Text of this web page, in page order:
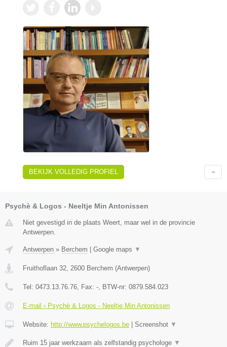
BEKIJK VOLLEDIG PROFIEL
Psychè & Logos - Neeltje Min Antonissen
Niet gevestigd in de plaats Weert, maar wel in de provincie
Antwerpen.
Antwerpen » Berchem Google maps ▼
Fruithoflaan 32, 2600 Berchem (Antwerpen)
Tel: 0473.13.76.76, Fax: -, BTW-nr: 0879.584.023
E-mail › Psychè & Logos - Neeltje Min Antonissen
Website: http://www.psychelogos.be Screenshot ▼
Ruim 15 jaar werkzaam als zelfstandig psychologe ▼